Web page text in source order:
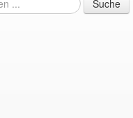
Suche